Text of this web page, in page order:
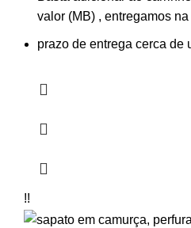
valor (MB) , entregamos
prazo de entrega cerca de
!!